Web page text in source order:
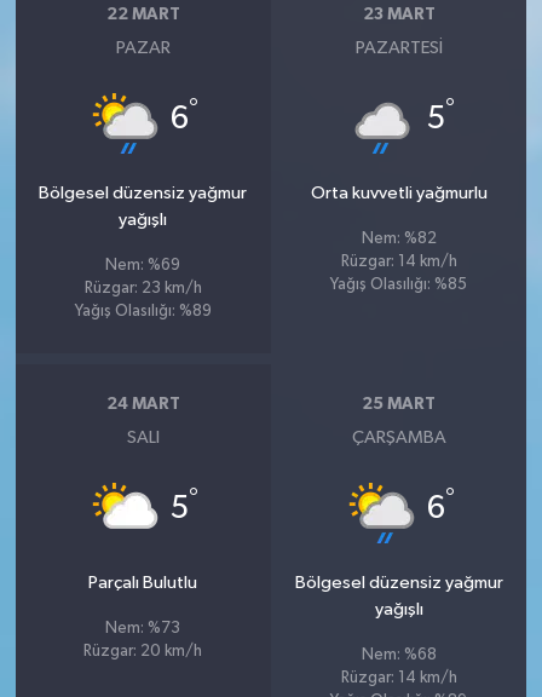
22 MART
PAZAR
6°
Bölgesel düzensiz yağmur
yağışlı
Nem: %69
Rüzgar: 23 km/h
Yağış Olasılığı: %89
23 MART
PAZARTESI
5°
Orta kuvvetli yağmurlu
Nem: %82
Rüzgar: 14 km/h
Yağış Olasılığı: %85
24 MART
SALI
5°
Parçalı Bulutlu
Nem: %73
Rüzgar: 20 km/h
25 MART
ÇARŞAMBA
6°
Bölgesel düzensiz yağmur
yağışlı
Nem: %68
Rüzgar: 14 km/h